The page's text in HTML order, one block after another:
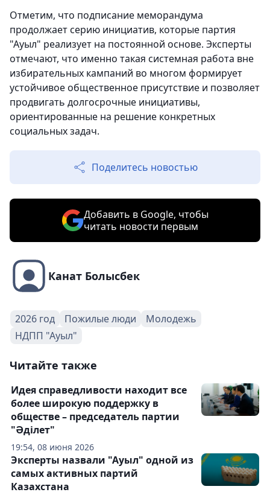
Отметим, что подписание меморандума
продолжает серию инициатив, которые партия
"Ауыл" реализует на постоянной основе. Эксперты
отмечают, что именно такая системная работа вне
избирательных кампаний во многом формирует
устойчивое общественное присутствие и позволяет
продвигать долгосрочные инициативы,
ориентированные на решение конкретных
социальных задач.
Поделитесь новостью
Добавить в Google, чтобы
читать новости первым
Канат Болысбек
2026 год Пожилые люди
Молодежь
НДПП "Ауыл"
Читайте также
19:54, 08 июня 2026
Идея справедливости находит все
более широкую поддержку в
обществе – председатель партии
"Әділет"
Эксперты назвали "Ауыл" одной из
самых активных партий
Казахстана